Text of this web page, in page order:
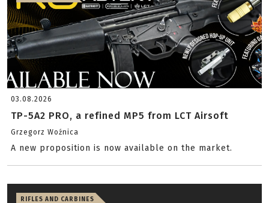
03.08.2026
TP-5A2 PRO, a refined MP5 from LCT Airsoft
Grzegorz Woźnica
A new proposition is now available on the market.
RIFLES AND CARBINES